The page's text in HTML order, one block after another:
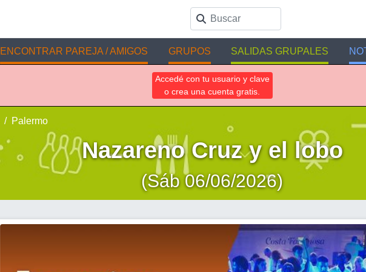
ENCONTRAR PAREJA / AMIGOS GRUPOS SALIDAS GRUPALES
Accedé con tu usuario y clave
o crea una cuenta gratis.
Palermo
Nazareno Cruz y el lobo
(Sáb 06/06/2026)